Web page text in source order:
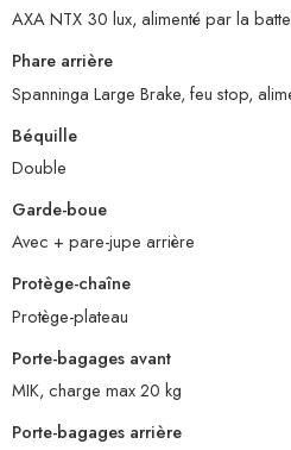
AXA NTX 30 lux, alimenté par la
Phare arrière
Spanninga Large Brake, feu stop,
Béquille
Double
Garde-boue
Avec + pare-jupe arrière
Protège-chaîne
Protège-plateau
Porte-bagages avant
MIK, charge max 20 kg
Porte-bagages arrière